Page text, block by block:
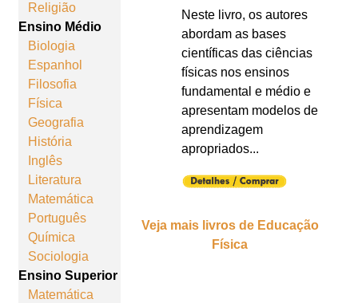
Religião
Ensino Médio
Biologia
Espanhol
Filosofia
Física
Geografia
História
Inglês
Literatura
Matemática
Português
Química
Sociologia
Ensino Superior
Matemática
Neste livro, os autores
abordam as bases
científicas das ciências
físicas nos ensinos
fundamental e médio e
apresentam modelos de
aprendizagem
apropriados...
Veja mais livros de Educação
Física